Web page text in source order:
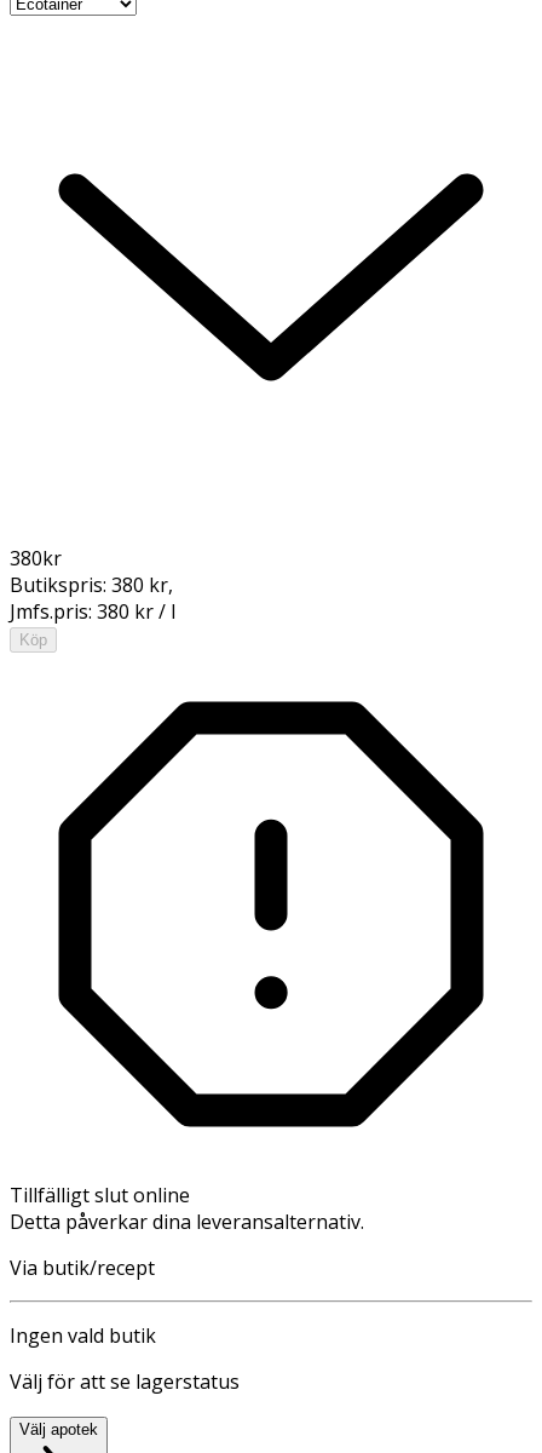
380kr
Butikspris: 380 kr,
Jmfs.pris: 380 kr / l
Köp
Tillfälligt slut online
Detta påverkar dina leveransalternativ.
Via butik/recept
Ingen vald butik
Välj för att se lagerstatus
Välj apotek